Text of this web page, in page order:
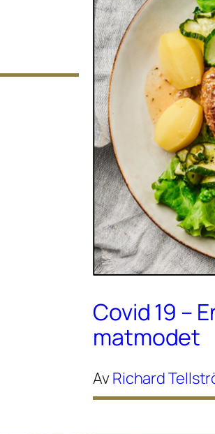
Covid 19 –
matmodet
AvRichard